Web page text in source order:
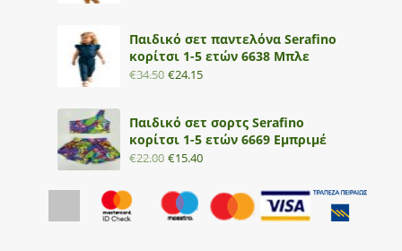
Παιδικό σετ παντελόνα Serafino
κορίτσι 1-5 ετών 6638 Μπλε
€34.50 €24.15
Παιδικό σετ σορτς Serafino
κορίτσι 1-5 ετών 6669 Εμπριμέ
€22.00 €15.40